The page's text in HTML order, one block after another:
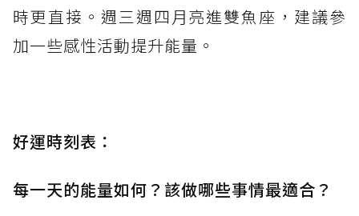
時更直接。週三週四月亮進雙魚座，建議參
加一些感性活動提升能量。
好運時刻表：
每一天的能量如何？該做哪些事情最適合？